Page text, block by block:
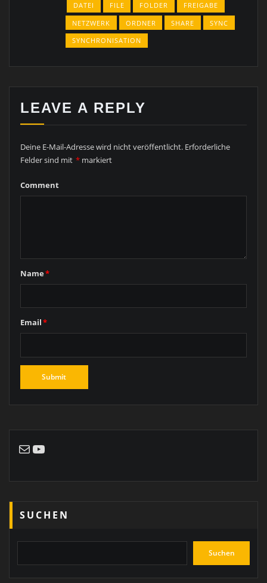
DATEI FILE FOLDER
FREIGABE
NETZWERK
ORDNER SHARE
SYNC
SYNCHRONISATION
LEAVE A REPLY
Deine E-Mail-Adresse wird nicht veröffentlicht. Erforderliche
Felder sind mit * markiert
Comment
Name*
Email*
E-MailYouTube
SUCHEN
Suchen